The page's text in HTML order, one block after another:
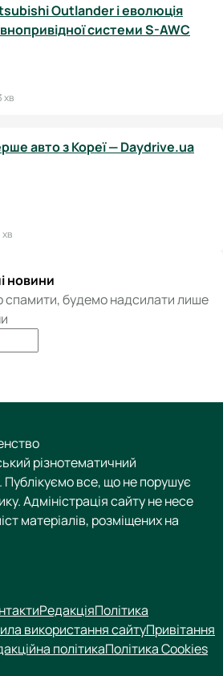
Outlander і еволюція
системи S-AWC
хв
авто з Кореї — Daydrive.ua
хв
новини
спамити, будемо надсилати лише
різнотематичний
Публікуємо все, що не порушує
Адміністрація сайту не несе
матеріалів, розміщених на
РедакціяПолітика
використання сайтуПривітання
політикаПолітика Cookies